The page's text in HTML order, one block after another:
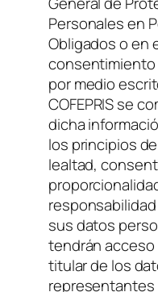
Personales en
Obligados o en
por medio
COFEPRIS se
dicha
los principios
lealtad,
sus datos
tendrán acceso
titular de los
representantes